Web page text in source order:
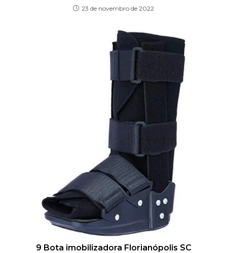
23 de novembro de 2022
9 Bota imobilizadora Florianópolis SC